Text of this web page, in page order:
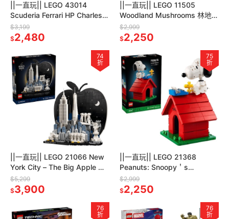
||一直玩|| LEGO 43014
Scuderia Ferrari HP Charles
Leclerc Helme
$3,199
$2,480
||一直玩|| LEGO 11505
Woodland Mushrooms 林地蘑
菇
$2,999
$2,250
74
折
||一直玩|| LEGO 21066 New
York City – The Big Apple 紐
約－大蘋果
$5,299
$3,900
75
折
||一直玩|| LEGO 21368
Peanuts: Snoopy＇s
Doghouse 花生漫畫：史努比
的狗屋
$2,999
$2,250
76
折
76
折